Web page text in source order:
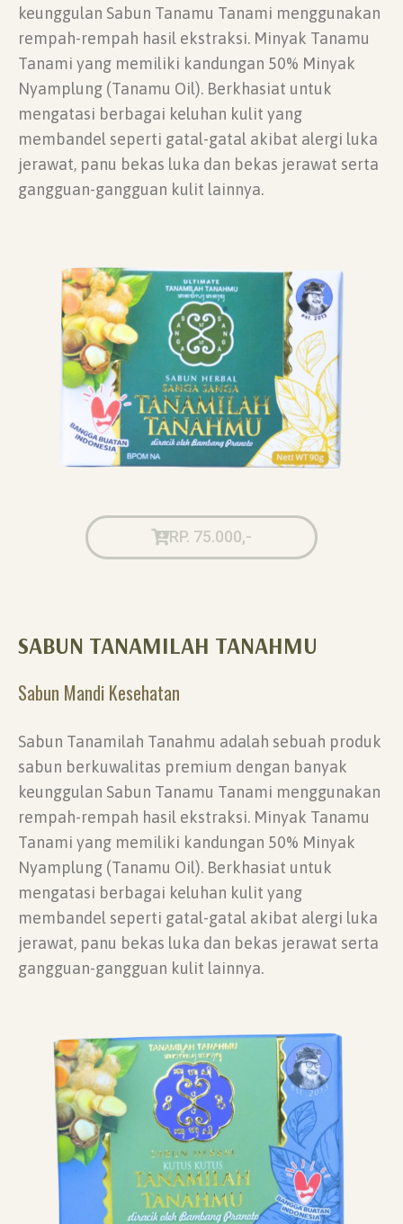
keunggulan Sabun Tanamu Tanami menggunakan
rempah-rempah hasil ekstraksi. Minyak Tanamu
Tanami yang memiliki kandungan 50% Minyak
Nyamplung (Tanamu Oil). Berkhasiat untuk
mengatasi berbagai keluhan kulit yang
membandel seperti gatal-gatal akibat alergi luka
jerawat, panu bekas luka dan bekas jerawat serta
gangguan-gangguan kulit lainnya.
RP. 75.000,-
SABUN TANAMILAH TANAHMU
Sabun Mandi Kesehatan
Sabun Tanamilah Tanahmu adalah sebuah produk
sabun berkuwalitas premium dengan banyak
keunggulan Sabun Tanamu Tanami menggunakan
rempah-rempah hasil ekstraksi. Minyak Tanamu
Tanami yang memiliki kandungan 50% Minyak
Nyamplung (Tanamu Oil). Berkhasiat untuk
mengatasi berbagai keluhan kulit yang
membandel seperti gatal-gatal akibat alergi luka
jerawat, panu bekas luka dan bekas jerawat serta
gangguan-gangguan kulit lainnya.